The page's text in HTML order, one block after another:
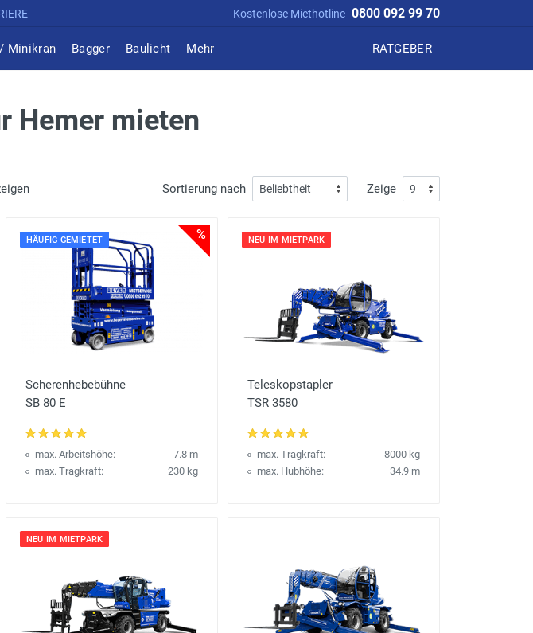
Kostenlose Miethotline 0800 092 99 70
Minikran Bagger Baulicht Mehr RATGEBER
Hemer mieten
Sortierung nach Zeige
HÄUFIG GEMIETET %
Scherenhebebühne
SB 80 E
max. Arbeitshöhe:
7.8 m
max. Tragkraft:
230 kg
NEU IM MIETPARK
Teleskopstapler
TSR 3580
max. Tragkraft:
8000 kg
max. Hubhöhe:
34.9 m
NEU IM MIETPARK